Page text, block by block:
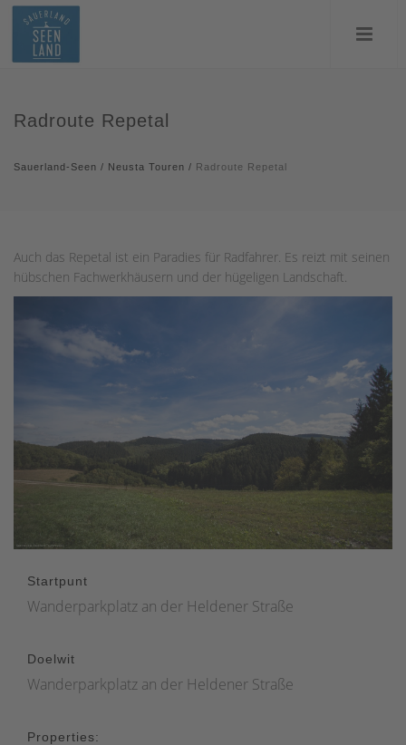
Radroute Repetal
Sauerland-Seen / Neusta Touren / Radroute Repetal
Auch das Repetal ist ein Paradies für Radfahrer. Es reizt mit seinen
hübschen Fachwerkhäusern und der hügeligen Landschaft.
Startpunt
Wanderparkplatz an der Heldener Straße
Doelwit
Wanderparkplatz an der Heldener Straße
Properties: